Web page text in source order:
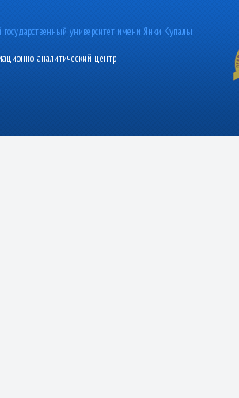
государственный университет имени Янки Купалы
аналитический центр